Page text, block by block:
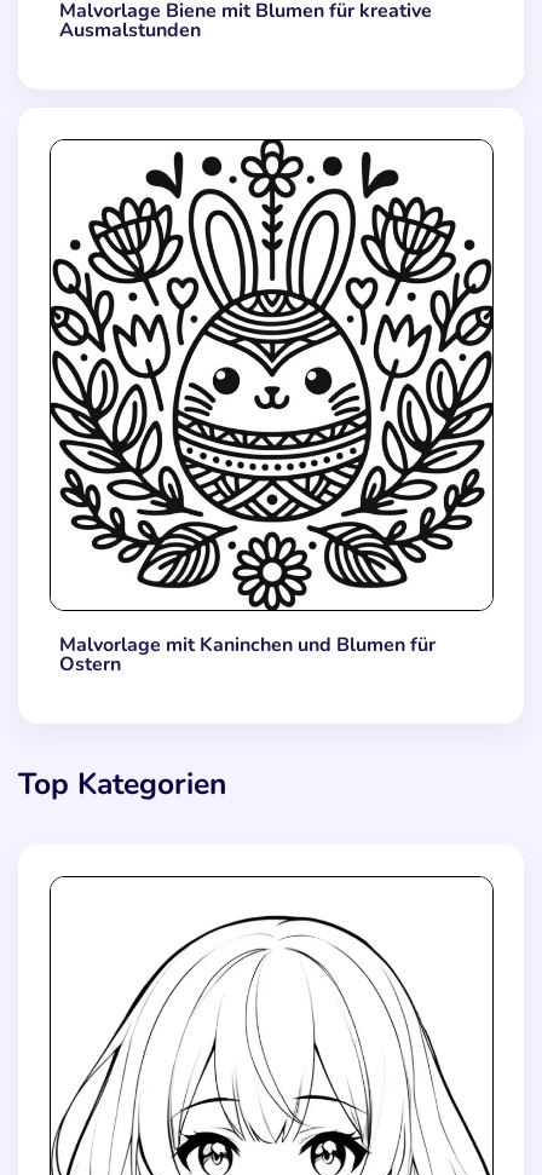
Malvorlage Biene mit Blumen für kreative
Ausmalstunden
Malvorlage mit Kaninchen und Blumen für
Ostern
Top Kategorien